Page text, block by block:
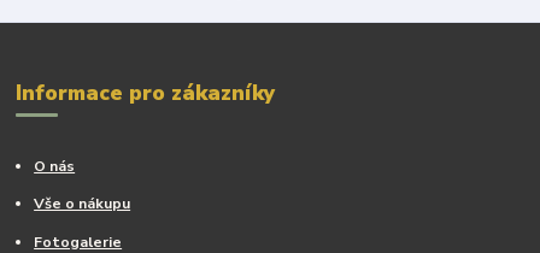
Informace pro zákazníky
O nás
Vše o nákupu
Fotogalerie